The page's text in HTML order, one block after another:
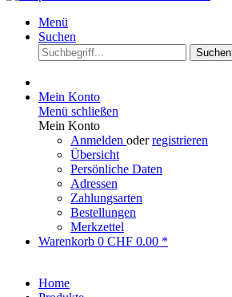
Menü
Suchen
Suchen
Mein Konto
Menü schließen
Mein Konto
Anmelden oderregistrieren
Übersicht
Persönliche Daten
Adressen
Zahlungsarten
Bestellungen
Merkzettel
Warenkorb 0 CHF 0.00 *
Home